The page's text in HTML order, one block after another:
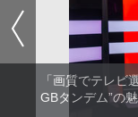
「画質でテレビ
GBタンデム”の